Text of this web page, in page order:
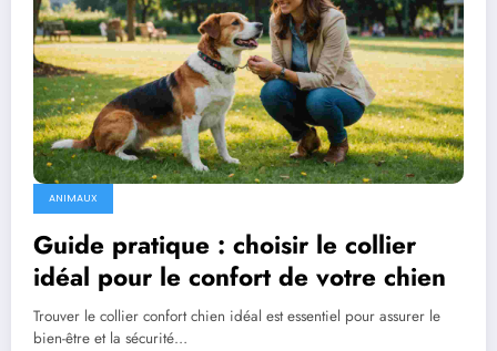
ANIMAUX
Guide pratique : choisir le collier
idéal pour le confort de votre chien
Trouver le collier confort chien idéal est essentiel pour assurer le
bien-être et la sécurité…